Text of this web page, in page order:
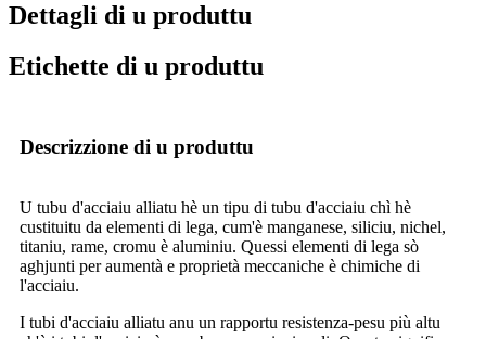
Dettagli di u produttu
Etichette di u produttu
Descrizzione di u produttu
U tubu d'acciaiu alliatu hè un tipu di tubu d'acciaiu chì hè
custituitu da elementi di lega, cum'è manganese, siliciu, nichel,
titaniu, rame, cromu è aluminiu. Quessi elementi di lega sò
aghjunti per aumentà e proprietà meccaniche è chimiche di
l'acciaiu.
I tubi d'acciaiu alliatu anu un rapportu resistenza-pesu più altu